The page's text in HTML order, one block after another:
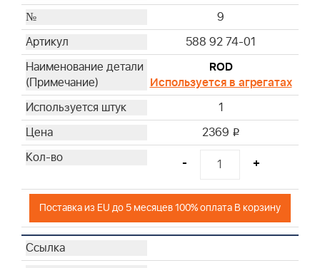
9
588 92 74-01
ROD
Используется в агрегатах
1
2369 i
- +
Поставка из EU до 5 месяцев 100% оплата В корзину